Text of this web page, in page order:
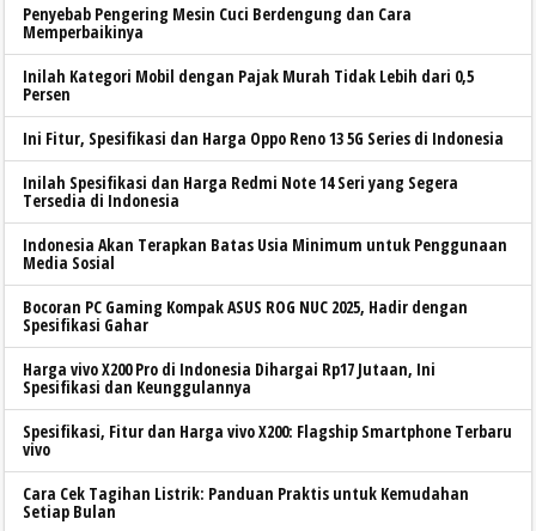
Penyebab Pengering Mesin Cuci Berdengung dan Cara
Memperbaikinya
Inilah Kategori Mobil dengan Pajak Murah Tidak Lebih dari 0,5
Persen
Ini Fitur, Spesifikasi dan Harga Oppo Reno 13 5G Series di Indonesia
Inilah Spesifikasi dan Harga Redmi Note 14 Seri yang Segera
Tersedia di Indonesia
Indonesia Akan Terapkan Batas Usia Minimum untuk Penggunaan
Media Sosial
Bocoran PC Gaming Kompak ASUS ROG NUC 2025, Hadir dengan
Spesifikasi Gahar
Harga vivo X200 Pro di Indonesia Dihargai Rp17 Jutaan, Ini
Spesifikasi dan Keunggulannya
Spesifikasi, Fitur dan Harga vivo X200: Flagship Smartphone Terbaru
vivo
Cara Cek Tagihan Listrik: Panduan Praktis untuk Kemudahan
Setiap Bulan